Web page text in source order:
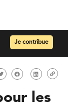
Je contribue
les